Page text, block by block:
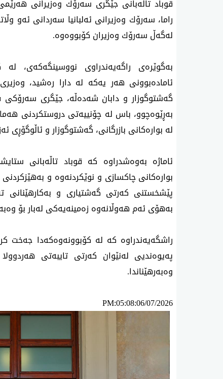
قوباد تاڵه‌بانی جێگری‌ سه‌رۆك وه‌زیرانی‌
راما، سه‌رۆك وه‌زیرانی ئه‌لبانیا سه‌ردانی ئه‌و
له‌گه‌ڵ سه‌رۆك وه‌زیران كۆبووه‌وه‌.
به‌گوێره‌ی‌ راگه‌یه‌ندراوی‌ نووسینگه‌كه‌ی‌،
ئاماده‌بوونی هه‌ر یه‌كه‌ له‌ دارا ره‌شید،
گه‌شتوگوزار و دابان شه‌ده‌ڵه‌، جێگری سه‌رۆكی
به‌ڕێوه‌چوو، باس له‌ چۆنییه‌تی دروستكردنی
له‌ بواره‌كانی بازرگانی، گه‌شتوگوزار و ئاڵوگۆڕی
ئاماژه‌ به‌وه‌شدراوه‌ كه‌ قوباد تاڵه‌بانی
بواره‌كانی چاكسازی و نوێكردنه‌وه‌ و به‌هێزكردنی
پێشخستنی كه‌رتی گه‌شتیاری و به‌كارهێنانی
به‌هۆی ئه‌م هه‌وڵانه‌وه‌ زه‌مینه‌یه‌كی له‌بار بۆ
راشگه‌یه‌ندراوه‌ كه‌ له‌ كۆبوونه‌وه‌كه‌دا جه‌خت
په‌یوه‌ندیی له‌نێوان كه‌رتی تایبه‌تی
وه‌به‌رهێناندا.
PM:05:08:06/07/2026